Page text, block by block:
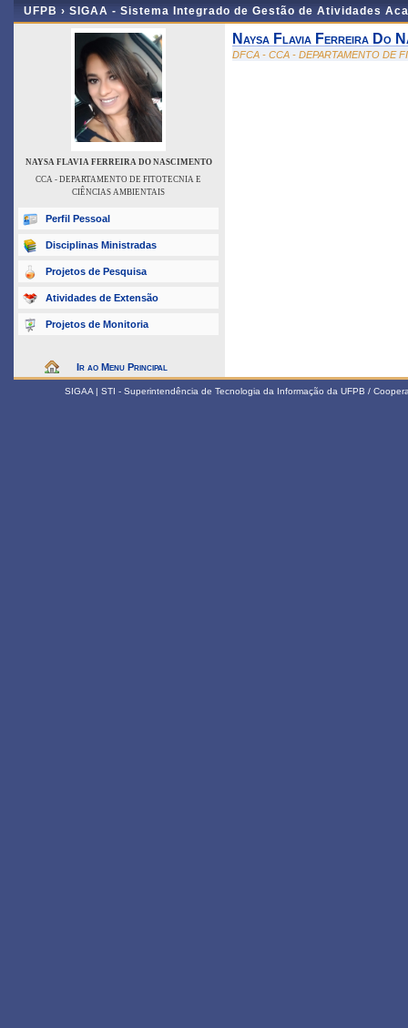
UFPB › SIGAA - Sistema Integrado de Gestão de Atividades
NAYSA FLAVIA FERREIRA DO NASCIMENTO
CCA - DEPARTAMENTO DE FITOTECNIA E
CIÊNCIAS AMBIENTAIS
Perfil Pessoal
Disciplinas Ministradas
Projetos de Pesquisa
Atividades de Extensão
Projetos de Monitoria
Ir ao Menu Principal
Naysa Flavia Ferreira Do
DFCA - CCA - DEPARTAMENTO DE
SIGAA | STI - Superintendência de Tecnologia da Informação da UFPB /